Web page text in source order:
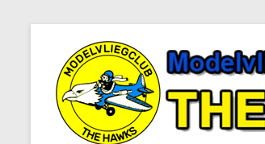
inhoud
The
Hawks
Dé
gezelligste